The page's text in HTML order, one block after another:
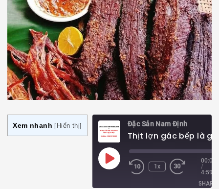
Xem nhanh Hiển thị Đặc Sản Nam Định
Play
Episode
1x
00:00
/
4:59
SHARE